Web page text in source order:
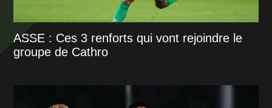
ASSE : Ces 3 renforts qui vont rejoindre le
groupe de Cathro